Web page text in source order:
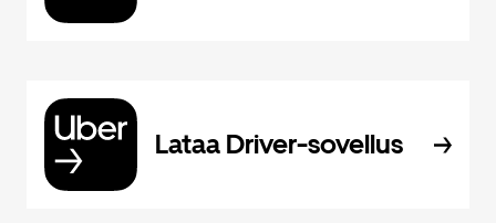
Lataa Driver-sovellus